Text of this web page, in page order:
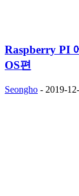
Raspberry PI
OS편
Seongho - 2019-